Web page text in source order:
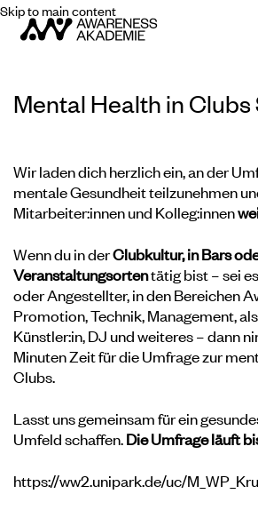
Skip to main content
Mental Health in
Wir laden dich herzlich ein, an der
mentale Gesundheit teilzunehmen
Mitarbeiter:innen und Kolleg:innen
Wenn du in derClubkultur, in Bars
Veranstaltungsortentätig bist – sei
oder Angestellter, in den Bereichen
Promotion, Technik, Management,
Künstler:in, DJ und weiteres – dann
Minuten Zeit für die Umfrage zur
Clubs.
Lasst uns gemeinsam für ein
Umfeld schaffen.Die Umfrage läuft
https://ww2.unipark.de/uc/